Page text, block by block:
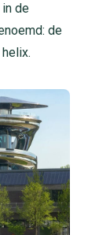
de
de